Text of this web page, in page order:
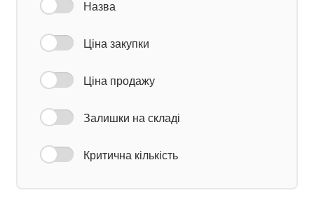
Назва
Ціна закупки
Ціна продажу
Залишки на складі
Критична кількість